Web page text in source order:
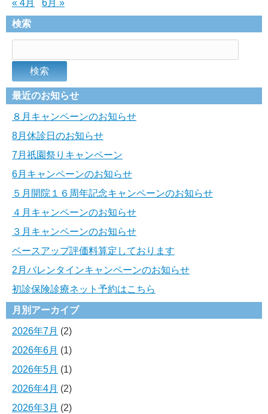
« 4月
6月 »
検索
最近のお知らせ
８月キャンペーンのお知らせ
8月休診日のお知らせ
7月祇園祭りキャンペーン
6月キャンペーンのお知らせ
５月開院１６周年記念キャンペーンのお知らせ
４月キャンペーンのお知らせ
３月キャンペーンのお知らせ
ベースアップ評価料算定しております
2月バレンタインキャンペーンのお知らせ
初診保険診療ネット予約はこちら
月別アーカイブ
2026年7月 (2)
2026年6月 (1)
2026年5月 (1)
2026年4月 (2)
2026年3月 (2)